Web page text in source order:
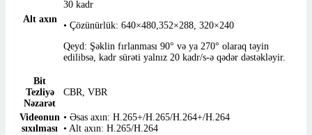
Alt axın
30 kadr
• Çözünürlük: 640×480,352×288, 320×240
Qeyd: Şəklin fırlanması 90° və ya 270° olaraq təyin
edilibsə, kadr sürəti yalnız 20 kadr/s-ə qədər dəstəkləyir.
Bit
Tezliyə
Nəzarət
CBR, VBR
Videonun
sıxılması
• Əsas axın: H.265+/H.265/H.264+/H.264
• Alt axın: H.265/H.264